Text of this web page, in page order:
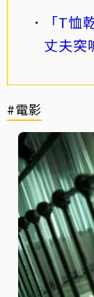
「T
丈夫突
#電影